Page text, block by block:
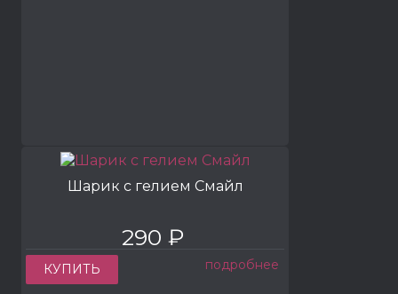
Шарик с гелием Смайл
290 ₽
КУПИТЬ подробнее